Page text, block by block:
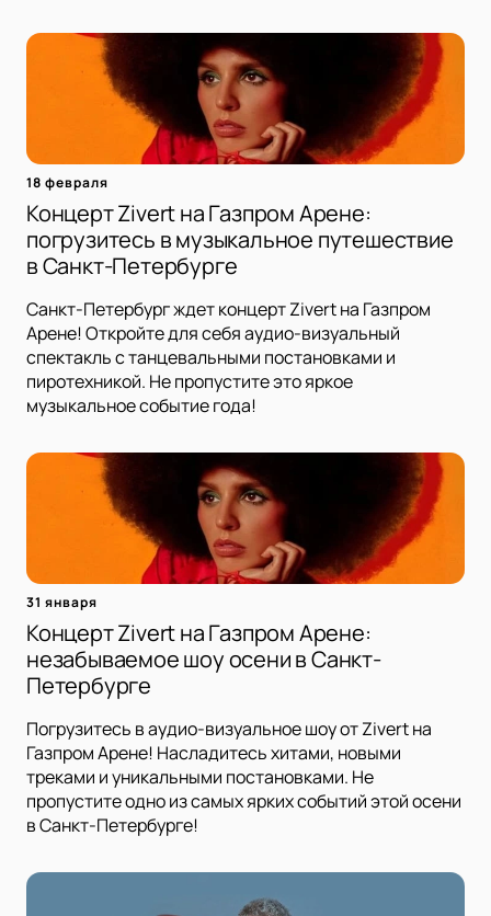
18 февраля
Концерт Zivert на Газпром Арене:
погрузитесь в музыкальное путешествие
в Санкт-Петербурге
Санкт-Петербург ждет концерт Zivert на Газпром
Арене! Откройте для себя аудио-визуальный
спектакль с танцевальными постановками и
пиротехникой. Не пропустите это яркое
музыкальное событие года!
31 января
Концерт Zivert на Газпром Арене:
незабываемое шоу осени в Санкт-
Петербурге
Погрузитесь в аудио-визуальное шоу от Zivert на
Газпром Арене! Насладитесь хитами, новыми
треками и уникальными постановками. Не
пропустите одно из самых ярких событий этой осени
в Санкт-Петербурге!